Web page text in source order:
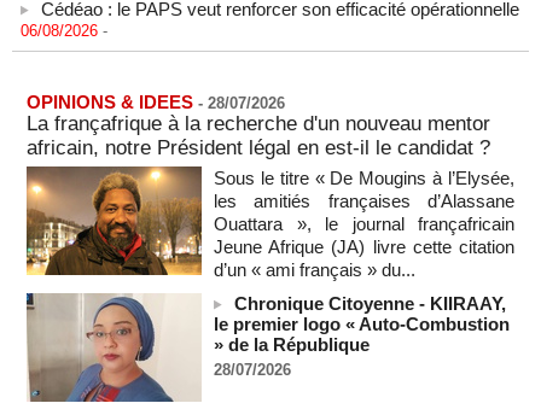
06/08/2026
L'armée nigériane obtient une hausse salariale historique
Au Nigeria, plus de 300 victimes d’enlèvements ont été
libérées
06/08/2026 -
Au Nigeria, plus de 300 victimes d’enlèvements ont été
libérées
06/08/2026 -
Soutenir l’intégrité de l’information à Sao Tomé-et-Principe à
06/08/2026 -
Taïwan bloque un pont stratégique lors de la simulation d'une
invasion par la Chine
06/08/2026 -
OPINIONS & IDEES - 28/07/2026
La françafrique à la recherche d'un nouveau mentor
africain, notre Président légal en est-il le candidat ?
Sous le titre « De Mougins à l’Elysée,
les amitiés françaises d’Alassane
Ouattara », le journal françafricain
Jeune Afrique (JA) livre cette citation
d’un « ami français » du...
Chronique Citoyenne - KIIRAAY,
le premier logo « Auto-Combustion
» de la République
28/07/2026